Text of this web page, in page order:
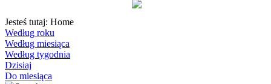
Jesteś tutaj: Home
Według roku
Według miesiąca
Według tygodnia
Dzisiaj
Do miesiąca